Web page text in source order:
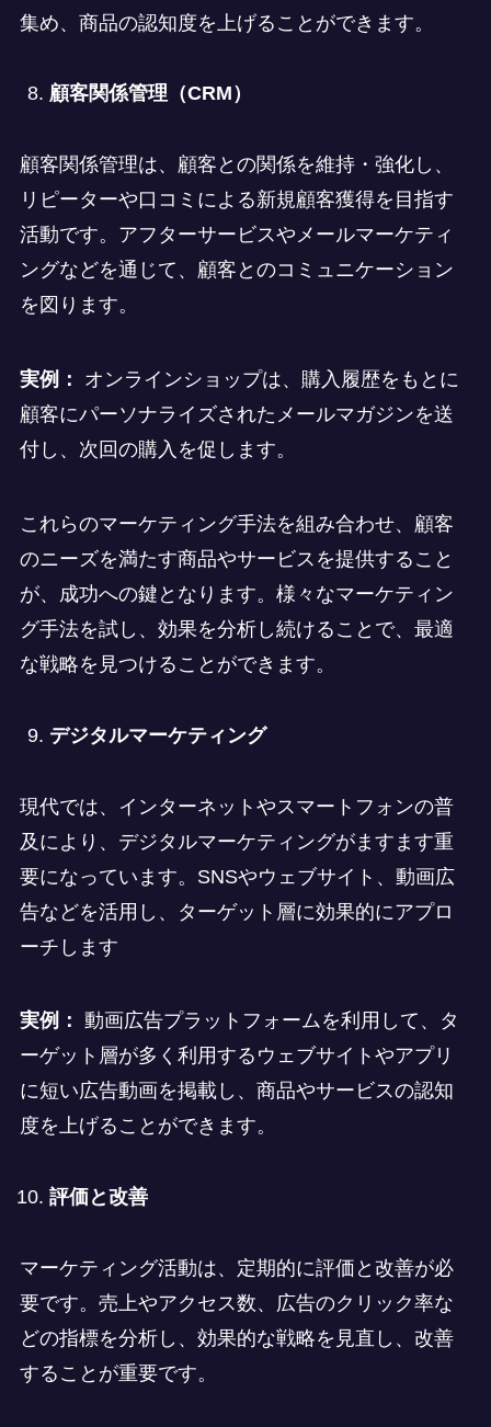
集め、商品の認知度を上げることができます。
顧客関係管理（CRM）
顧客関係管理は、顧客との関係を維持・強化し、
リピーターや口コミによる新規顧客獲得を目指す
活動です。アフターサービスやメールマーケティ
ングなどを通じて、顧客とのコミュニケーション
を図ります。
実例：
オンラインショップは、購入履歴をもとに
顧客にパーソナライズされたメールマガジンを送
付し、次回の購入を促します。
これらのマーケティング手法を組み合わせ、顧客
のニーズを満たす商品やサービスを提供すること
が、成功への鍵となります。様々なマーケティン
グ手法を試し、効果を分析し続けることで、最適
な戦略を見つけることができます。
デジタルマーケティング
現代では、インターネットやスマートフォンの普
及により、デジタルマーケティングがますます重
要になっています。SNSやウェブサイト、動画広
告などを活用し、ターゲット層に効果的にアプロ
ーチします
実例： 動画広告プラットフォームを利用して、タ
ーゲット層が多く利用するウェブサイトやアプリ
に短い広告動画を掲載し、商品やサービスの認知
度を上げることができます。
評価と改善
マーケティング活動は、定期的に評価と改善が必
要です。売上やアクセス数、広告のクリック率な
どの指標を分析し、効果的な戦略を見直し、改善
することが重要です。